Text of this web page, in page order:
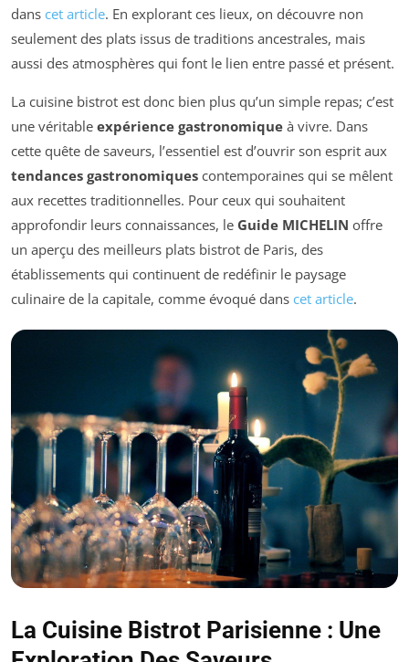
dans cet article. En explorant ces lieux, on découvre non
seulement des plats issus de traditions ancestrales, mais
aussi des atmosphères qui font le lien entre passé et présent.
La cuisine bistrot est donc bien plus qu’un simple repas; c’est
une véritable expérience gastronomique à vivre. Dans
cette quête de saveurs, l’essentiel est d’ouvrir son esprit aux
tendances gastronomiques contemporaines qui se mêlent
aux recettes traditionnelles. Pour ceux qui souhaitent
approfondir leurs connaissances, le Guide MICHELIN offre
un aperçu des meilleurs plats bistrot de Paris, des
établissements qui continuent de redéfinir le paysage
culinaire de la capitale, comme évoqué dans cet article.
La Cuisine Bistrot Parisienne : Une